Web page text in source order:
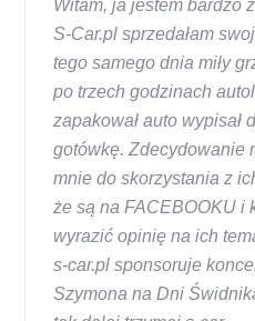
Witam, ja jestem bardzo
S-Car.pl sprzedałam
tego samego dnia miły
po trzech godzinach
zapakował auto wypisał
gotówkę. Zdecydowanie
mnie do skorzystania z
że są na FACEBOOKU i
wyrazić opinię na ich
s-car.pl sponsoruje
Szymona na Dni